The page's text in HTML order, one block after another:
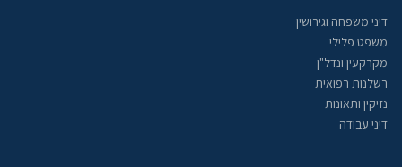
דיני משפחה וגירושין
משפט פלילי
מקרקעין ונדל"ן
רשלנות רפואית
נזיקין ותאונות
דיני עבודה